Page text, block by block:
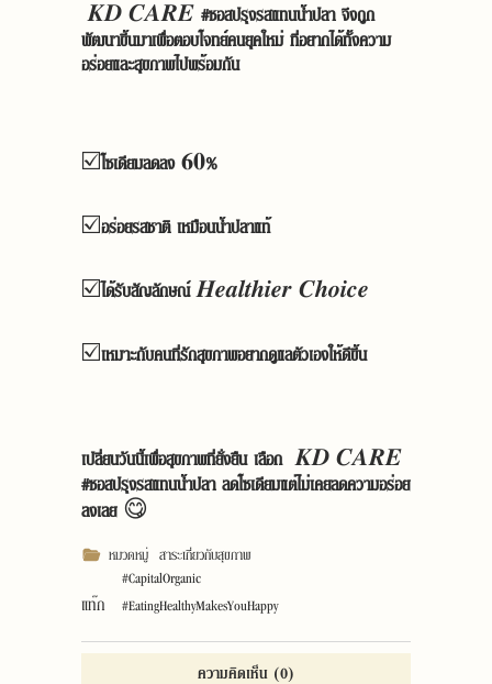
𝑲𝑫 𝑪𝑨𝑹𝑬 #ซอสปรุงรสแทนน้ำปลา จึงถูก
พัฒนาขึ้นมาเพื่อตอบโจทย์คนยุคใหม่ ที่อยากได้ทั้งความ
อร่อยและสุขภาพไปพร้อมกัน
☑️โซเดียมลดลง 𝟔𝟎%
☑️อร่อยรสชาติ เหมือนน้ำปลาแท้
☑️ได้รับสัญลักษณ์ 𝑯𝒆𝒂𝒍𝒕𝒉𝒊𝒆𝒓 𝑪𝒉𝒐𝒊𝒄𝒆
☑️เหมาะกับคนที่รักสุขภาพอยากดูแลตัวเองให้ดีขึ้น
เปลี่ยนวันนี้เพื่อสุขภาพที่ยั่งยืน เลือก 𝑲𝑫 𝑪𝑨𝑹𝑬
#ซอสปรุงรสแทนน้ำปลา ลดโซเดียมแต่ไม่เคยลดความอร่อย
ลงเลย 😋
หมวดหมู่ สาระเกี่ยวกับสุขภาพ
แท๊ก
#CapitalOrganic
#EatingHealthyMakesYouHappy
ความคิดเห็น (0)